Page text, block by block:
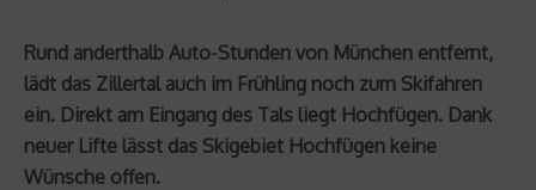
Rund anderthalb Auto-Stunden von München entfernt,
lädt das Zillertal auch im Frühling noch zum Skifahren
ein. Direkt am Eingang des Tals liegt Hochfügen. Dank
neuer Lifte lässt das Skigebiet Hochfügen keine
Wünsche offen.